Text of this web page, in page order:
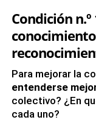
Condición
Para mejorar la
entenderse
colectivo? ¿En
cada uno?